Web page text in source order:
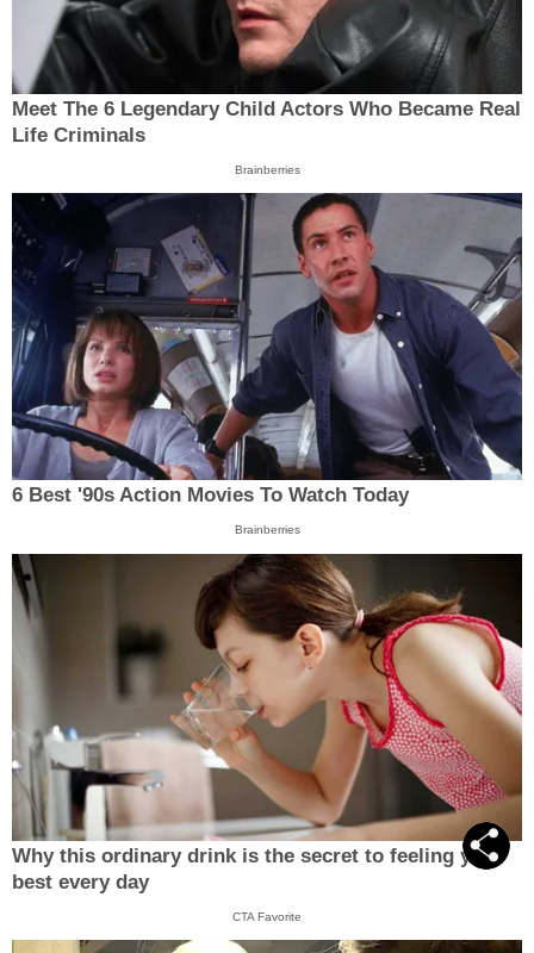
Meet The 6 Legendary Child Actors Who Became Real
Life Criminals
Brainberries
6 Best '90s Action Movies To Watch Today
Brainberries
Why this ordinary drink is the secret to feeling your
best every day
CTA Favorite